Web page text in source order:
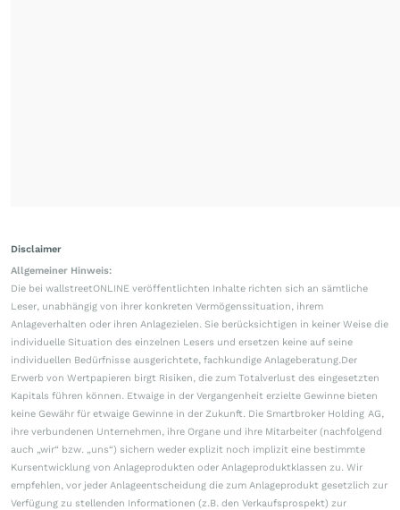
Disclaimer
Allgemeiner Hinweis:
Die bei wallstreetONLINE veröffentlichten Inhalte richten sich an sämtliche
Leser, unabhängig von ihrer konkreten Vermögenssituation, ihrem
Anlageverhalten oder ihren Anlagezielen. Sie berücksichtigen in keiner Weise die
individuelle Situation des einzelnen Lesers und ersetzen keine auf seine
individuellen Bedürfnisse ausgerichtete, fachkundige Anlageberatung.Der
Erwerb von Wertpapieren birgt Risiken, die zum Totalverlust des eingesetzten
Kapitals führen können. Etwaige in der Vergangenheit erzielte Gewinne bieten
keine Gewähr für etwaige Gewinne in der Zukunft. Die Smartbroker Holding AG,
ihre verbundenen Unternehmen, ihre Organe und ihre Mitarbeiter (nachfolgend
auch „wir“ bzw. „uns“) sichern weder explizit noch implizit eine bestimmte
Kursentwicklung von Anlageprodukten oder Anlageproduktklassen zu. Wir
empfehlen, vor jeder Anlageentscheidung die zum Anlageprodukt gesetzlich zur
Verfügung zu stellenden Informationen (z.B. den Verkaufsprospekt) zur